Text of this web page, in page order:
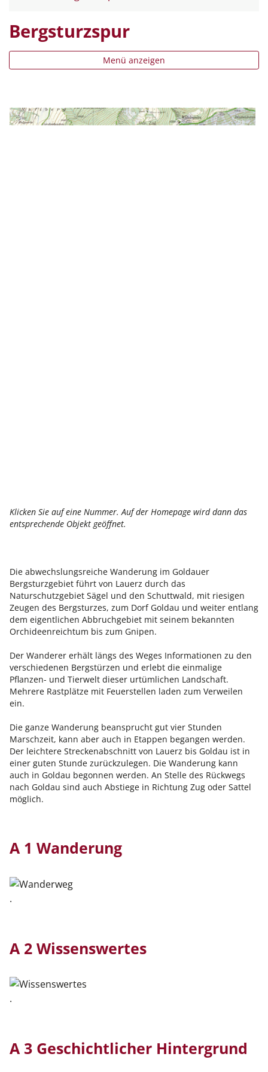
Bergsturzspur
Menü anzeigen
Klicken Sie auf eine Nummer. Auf der Homepage wird dann das
entsprechende Objekt geöffnet.
Die abwechslungsreiche Wanderung im Goldauer
Bergsturzgebiet führt von Lauerz durch das
Naturschutzgebiet Sägel und den Schuttwald, mit riesigen
Zeugen des Bergsturzes, zum Dorf Goldau und weiter entlang
dem eigentlichen Abbruchgebiet mit seinem bekannten
Orchideenreichtum bis zum Gnipen.
Der Wanderer erhält längs des Weges Informationen zu den
verschiedenen Bergstürzen und erlebt die einmalige
Pflanzen- und Tierwelt dieser urtümlichen Landschaft.
Mehrere Rastplätze mit Feuerstellen laden zum Verweilen
ein.
Die ganze Wanderung beansprucht gut vier Stunden
Marschzeit, kann aber auch in Etappen begangen werden.
Der leichtere Streckenabschnitt von Lauerz bis Goldau ist in
einer guten Stunde zurückzulegen. Die Wanderung kann
auch in Goldau begonnen werden. An Stelle des Rückwegs
nach Goldau sind auch Abstiege in Richtung Zug oder Sattel
möglich.
A 1 Wanderung
.
A 2 Wissenswertes
.
A 3 Geschichtlicher Hintergrund